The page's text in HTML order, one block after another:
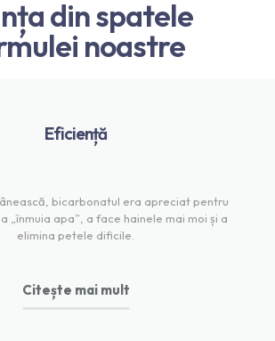
din spatele
noastre
Eficiență
bicarbonatul era apreciat pentru
„înmuia apa”, a face hainele mai moi și a
elimina petele dificile.
Citește mai mult